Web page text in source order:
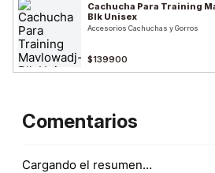
Cachucha Para Training
Blk Unisex
Accesorios Cachuchas y Gorros
$139900
Comentarios
Cargando el resumen…